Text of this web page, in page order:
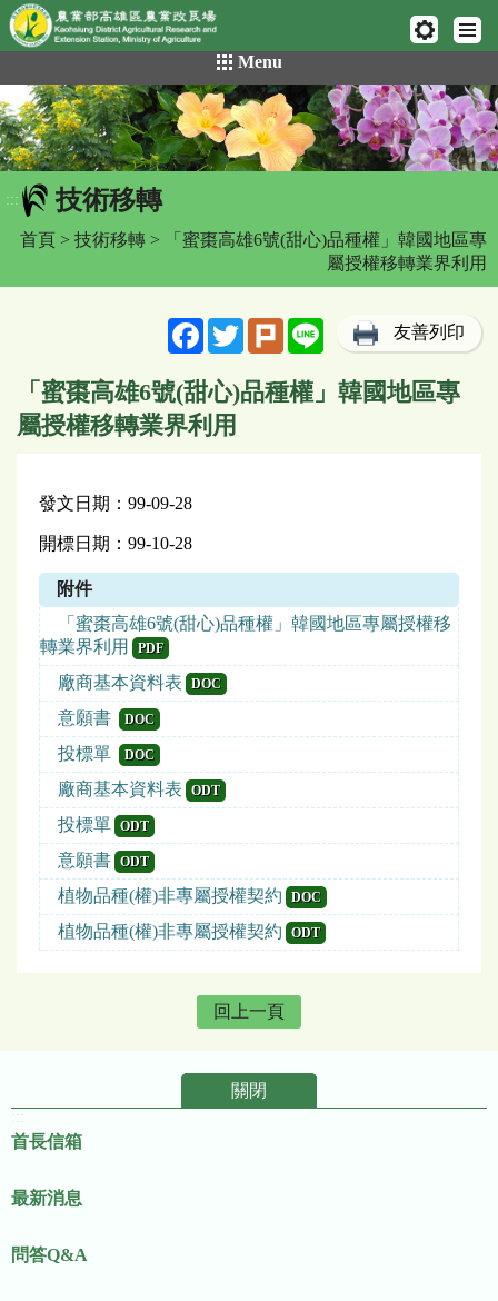
網頁置頂
到
主
要
內
容
區
Menu
::: 技術移轉
首頁 > 技術移轉 > 「蜜棗高雄6號(甜心)品種權」韓國地區專
屬授權移轉業界利用
FacebookTwitterPlurk Line 友善列印
「蜜棗高雄6號(甜心)品種權」韓國地區專
屬授權移轉業界利用
發文日期：99-09-28
開標日期：99-10-28
附件
「蜜棗高雄6號(甜心)品種權」韓國地區專屬授權移
轉業界利用
PDF
廠商基本資料表 DOC
意願書 DOC
投標單 DOC
廠商基本資料表 ODT
投標單 ODT
意願書 ODT
植物品種(權)非專屬授權契約 DOC
植物品種(權)非專屬授權契約 ODT
回上一頁
關閉
首長信箱
最新消息
問答Q&A